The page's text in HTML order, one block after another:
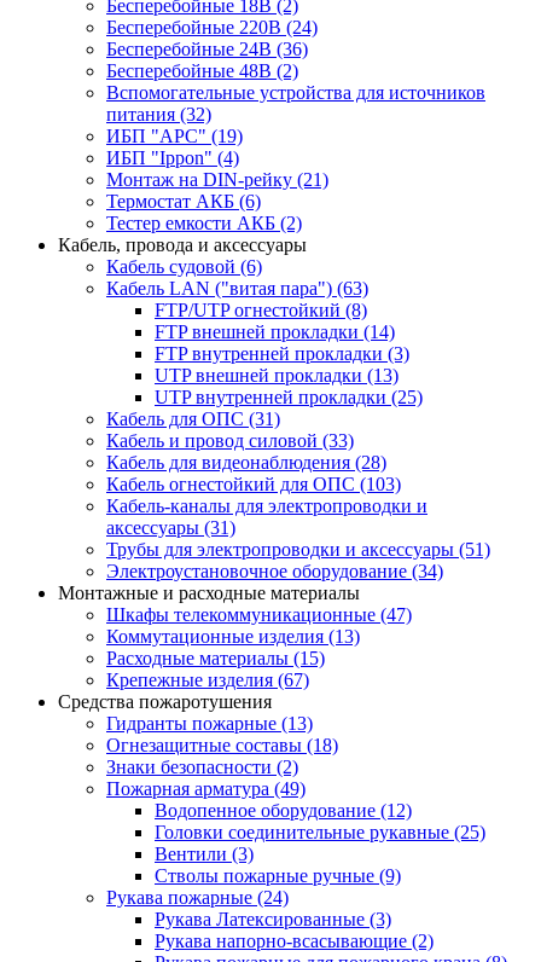
Бесперебойные 18В (2)
Бесперебойные 220В (24)
Бесперебойные 24В (36)
Бесперебойные 48В (2)
Вспомогательные устройства для источников
питания (32)
ИБП "APC" (19)
ИБП "Ippon" (4)
Монтаж на DIN-рейку (21)
Термостат АКБ (6)
Тестер емкости АКБ (2)
Кабель, провода и аксессуары
Кабель судовой (6)
Кабель LAN ("витая пара") (63)
FTP/UTP огнестойкий (8)
FTP внешней прокладки (14)
FTP внутренней прокладки (3)
UTP внешней прокладки (13)
UTP внутренней прокладки (25)
Кабель для ОПС (31)
Кабель и провод силовой (33)
Кабель для видеонаблюдения (28)
Кабель огнестойкий для ОПС (103)
Кабель-каналы для электропроводки и
аксессуары (31)
Трубы для электропроводки и аксессуары (51)
Электроустановочное оборудование (34)
Монтажные и расходные материалы
Шкафы телекоммуникационные (47)
Коммутационные изделия (13)
Расходные материалы (15)
Крепежные изделия (67)
Средства пожаротушения
Гидранты пожарные (13)
Огнезащитные составы (18)
Знаки безопасности (2)
Пожарная арматура (49)
Водопенное оборудование (12)
Головки соединительные рукавные (25)
Вентили (3)
Стволы пожарные ручные (9)
Рукава пожарные (24)
Рукава Латексированные (3)
Рукава напорно-всасывающие (2)